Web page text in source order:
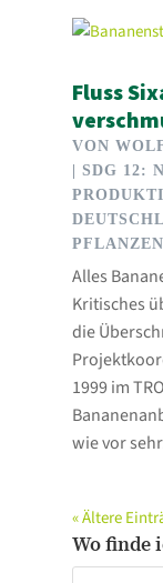
Fluss
VON
| SDG 12:
PFLANZEN
Alles
Kritisches
die
1999 im
wie vor
« Ältere
Wo finde